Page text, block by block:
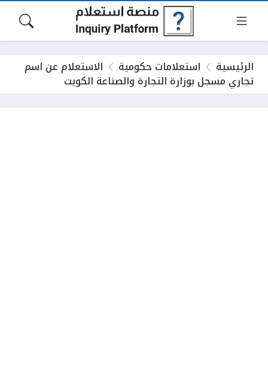
الرئيسية استعلامات حكومية الاستعلام عن اسم
تجاري مسجل بوزارة التجارة والصناعة الكويت